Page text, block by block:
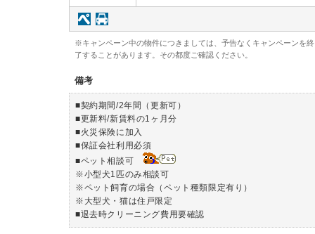
※キャンペーン中の物件につきましては、予告なくキャンペーンを終
了することがあります。その都度ご確認ください。
備考
■契約期間/2年間（更新可）
■更新料/新賃料の1ヶ月分
■火災保険に加入
■保証会社利用必須
■ペット相談可
※小型犬1匹のみ相談可
※ペット飼育の場合（ペット種類限定有り）
※大型犬・猫は住戸限定
■退去時クリーニング費用要確認